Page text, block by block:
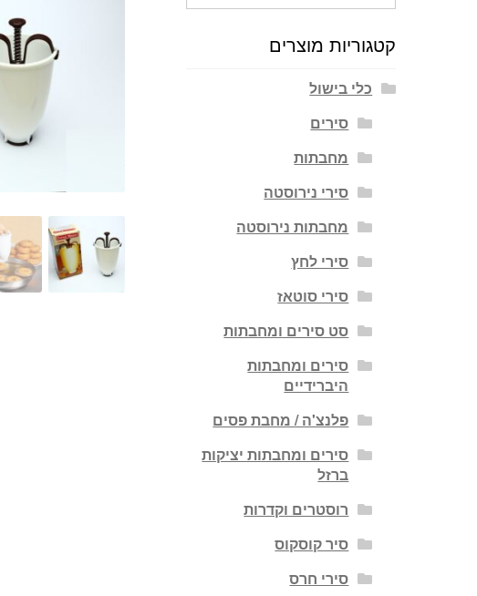
קטגוריות מוצרים
כלי בישול
סירים
מחבתות
סירי נירוסטה
מחבתות נירוסטה
סירי לחץ
סירי סוטאז
סט סירים ומחבתות
סירים ומחבתות
היברידיים
פלנצ'ה / מחבת פסים
סירים ומחבתות יציקות
ברזל
רוסטרים וקדרות
סיר קוסקוס
סירי חרס